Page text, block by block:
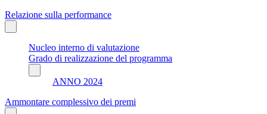
Relazione sulla performance
Nucleo interno di valutazione
Grado di realizzazione del programma
ANNO 2024
Ammontare complessivo dei premi